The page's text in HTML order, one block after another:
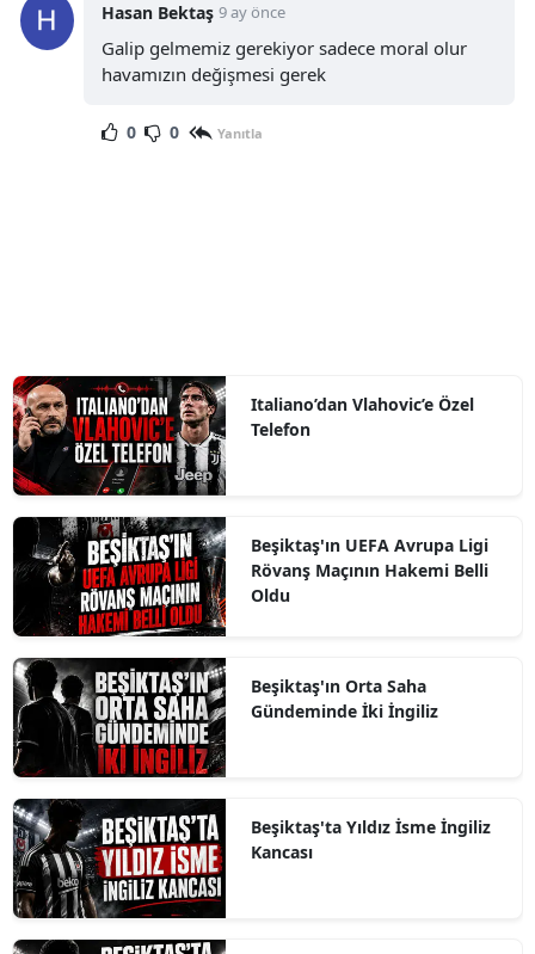
Hasan Bektaş 9 ay önce
Galip gelmemiz gerekiyor sadece moral olur
havamızın değişmesi gerek
0 0 Yanıtla
Italiano’dan Vlahovic’e Özel
Telefon
Beşiktaş'ın UEFA Avrupa Ligi
Rövanş Maçının Hakemi Belli
Oldu
Beşiktaş'ın Orta Saha
Gündeminde İki İngiliz
Beşiktaş'ta Yıldız İsme İngiliz
Kancası